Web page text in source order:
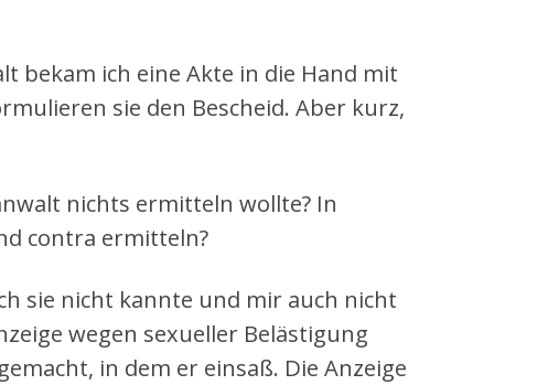
bekam ich eine Akte in die Hand mit
sie den Bescheid. Aber kurz,
nichts ermitteln wollte? In
contra ermitteln?
sie nicht kannte und mir auch nicht
wegen sexueller Belästigung
in dem er einsaß. Die Anzeige